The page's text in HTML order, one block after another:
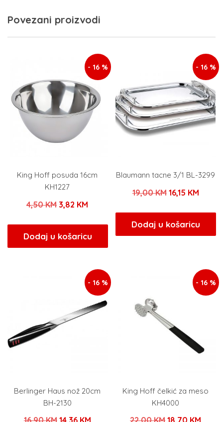
Povezani proizvodi
- 16 %
King Hoff posuda 16cm
KH1227
4,50KM Izvorna
bila
je:
3,82 KM
je:
3,82 KM.
Dodaj u košaricu
- 16 %
Blaumann tacne 3/1 BL-3299
19,00KM Izvorna
bila
je:
16,15 KM
je:
16,15
Dodaj u košaricu
- 16 %
Berlinger Haus nož 20cm
BH-2130
Izvorna Trenutna
- 16 %
King Hoff čelkić za meso
KH4000
Izvorna